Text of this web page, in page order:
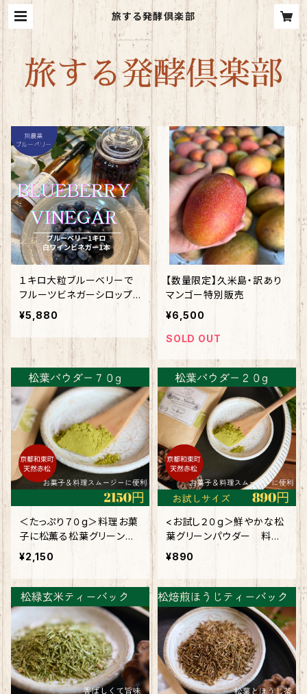
旅する発酵倶楽部
１キロ大粒ブルーベリーで
フルーツビネガーシロップ＊
自分で仕込むキット
¥5,880
【数量限定】久米島・訳あり
マンゴー特別販売
¥6,500
SOLD OUT
＜たっぷり７０g＞料理お菓
子に松薫る松葉グリーンパ
ウダー
¥2,150
<お試し２０g＞鮮やかな松
葉グリーンパウダー 料理
やお菓子に使いやすい
¥890